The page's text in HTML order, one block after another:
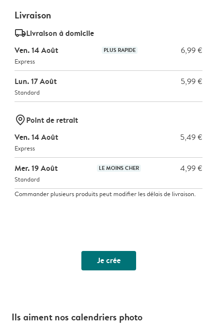
Livraison
delivery_standard_v2Livraison à domicile
Ven. 14 Août
PLUS RAPIDE 6,99 €
Express
Lun. 17 Août 5,99 €
Standard
marker-pinPoint de retrait
Ven. 14 Août
5,49 €
Express
Mer. 19 Août LE MOINS CHER 4,99 €
Standard
Commander plusieurs produits peut modifier les délais de livraison.
Je crée
Ils aiment nos calendriers photo